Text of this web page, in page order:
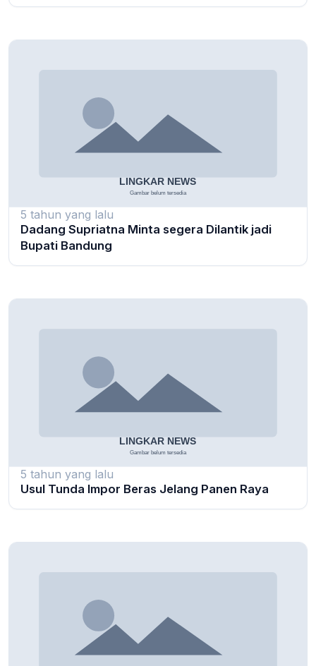
5 tahun yang lalu
Dadang Supriatna Minta segera Dilantik jadi
Bupati Bandung
5 tahun yang lalu
Usul Tunda Impor Beras Jelang Panen Raya